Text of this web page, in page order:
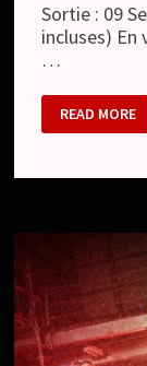
Sortie : 09
incluses) En
…
JIGSAW
:
SEAMLESS
READ MORE